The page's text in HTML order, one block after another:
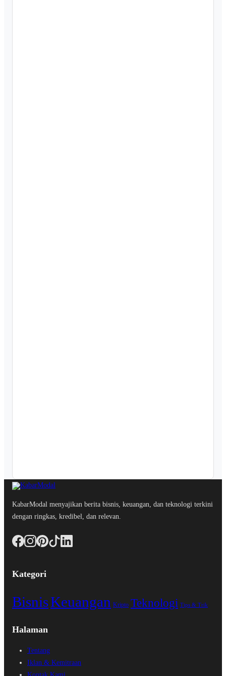
KabarModal menyajikan berita bisnis, keuangan, dan teknologi terkini
dengan ringkas, kredibel, dan relevan.
Kategori
BisnisKeuangan Kripto Teknologi Tips & Trik
Halaman
Tentang
Iklan & Kemitraan